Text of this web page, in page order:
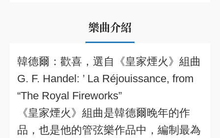
樂曲介紹
韓德爾：歡喜，選自《皇家煙火》組曲
G. F. Handel: ’ La Réjouissance, from
“The Royal Fireworks”
《皇家煙火》組曲是韓德爾晚年的作
品，也是他的管弦樂作品中，編制最為